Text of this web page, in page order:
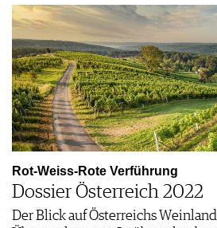
Rot-Weiss-Rote Verführung
Dossier Österreich 2022
Der Blick auf Österreichs